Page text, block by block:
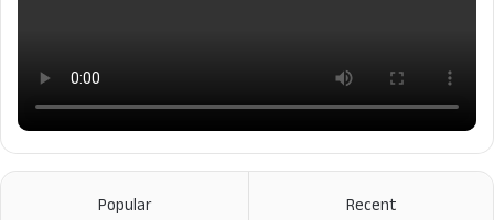
Popular Recent